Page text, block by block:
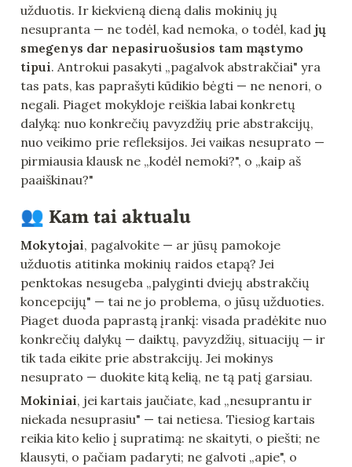
užduotis. Ir kiekvieną dieną dalis mokinių jų
nesupranta — ne todėl, kad nemoka, o todėl, kad jų
smegenys dar nepasiruošusios tam mąstymo
tipui. Antrokui pasakyti „pagalvok abstrakčiai" yra
tas pats, kas paprašyti kūdikio bėgti — ne nenori, o
negali. Piaget mokykloje reiškia labai konkretų
dalyką: nuo konkrečių pavyzdžių prie abstrakcijų,
nuo veikimo prie refleksijos. Jei vaikas nesuprato —
pirmiausia klausk ne „kodėl nemoki?", o „kaip aš
paaiškinau?"
👥 Kam tai aktualu
Mokytojai, pagalvokite — ar jūsų pamokoje
užduotis atitinka mokinių raidos etapą? Jei
penktokas nesugeba „palyginti dviejų abstrakčių
koncepcijų" — tai ne jo problema, o jūsų užduoties.
Piaget duoda paprastą įrankį: visada pradėkite nuo
konkrečių dalykų — daiktų, pavyzdžių, situacijų — ir
tik tada eikite prie abstrakcijų. Jei mokinys
nesuprato — duokite kitą kelią, ne tą patį garsiau.
Mokiniai, jei kartais jaučiate, kad „nesuprantu ir
niekada nesuprasiu" — tai netiesa. Tiesiog kartais
reikia kito kelio į supratimą: ne skaityti, o piešti; ne
klausyti, o pačiam padaryti; ne galvoti „apie", o